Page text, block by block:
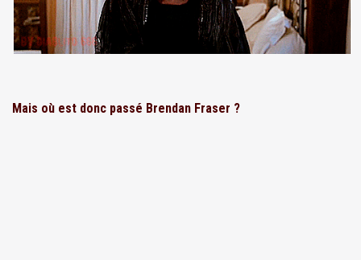
Mais où est donc passé Brendan Fraser ?